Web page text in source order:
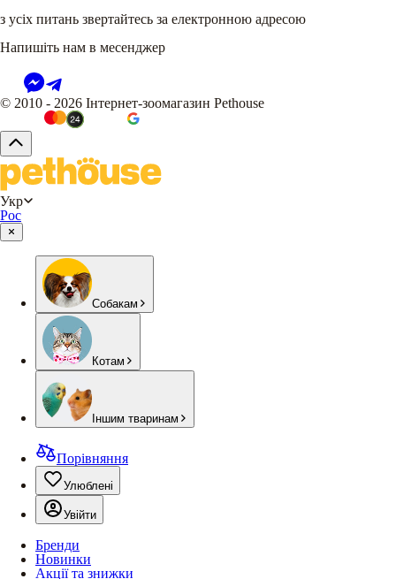
з усіх питань звертайтесь за електронною адресою
Напишіть нам в месенджер
© 2010 - 2026 Інтернет-зоомагазин Pethouse
Укр
Рос
Собакам
Котам
Іншим тваринам
Порівняння
Улюблені
Увійти
Бренди
Новинки
Акції та знижки